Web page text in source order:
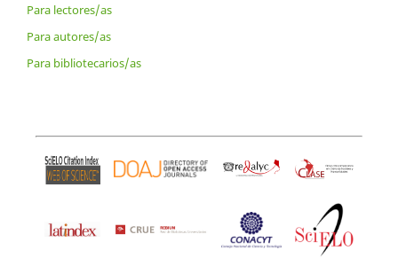
Para lectores/as
Para autores/as
Para bibliotecarios/as